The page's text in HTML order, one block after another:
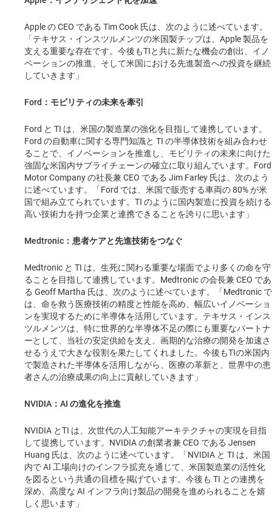
Apple の CEO である Tim Cook 氏は、次のように述べています。
「テキサス・インスツルメンツの米国製チップは、Apple 製品を
支える重要な存在です。今後もTIと共に新たな機会の創出、イノ
ベーションの推進、そして米国における先進製造への投資を継続
していきます」
Ford：モビリティの未来を牽引
Ford と TI は、米国の製造業の強化を目指して連携しています。
Ford の自動車に関する専門知識と TI の半導体技術を組み合わせ
ることで、イノベーションを推進し、モビリティの未来に向けた
強固な米国内サプライチェーンの確立に取り組んでいます。Ford
Motor Company の社長兼 CEO である Jim Farley 氏は、次のよう
に述べています。「Ford では、米国で販売する車両の 80% が米
国で組み立てられています。TI のように国内製造に投資を続ける
高い技術力を持つ企業と連携できることを誇りに思います」
Medtronic：患者ケアと先進技術をつなぐ
Medtronic と TI は、生死に関わる重要な場面でより多くの命を守
ることを目指して連携しています。Medtronic の会長兼 CEO であ
る Geoff Martha 氏は、次のように述べています。「Medtronic で
は、命を救う医療技術の精度と性能を高め、幅広いイノベーショ
ンを実現するために半導体を活用しています。テキサス・インス
ツルメンツは、特に世界的な半導体不足の際にも重要なパートナ
ーとして、当社の安定供給を支え、画期的な治療の開発を加速さ
せるうえで大きな役割を果たしてくれました。今後もTIの米国内
で製造された半導体を活用しながら、医療の革新と、世界中の患
者さんの治療成果の向上に貢献していきます」
NVIDIA：AI の進化を推進
NVIDIA とTI は、次世代の人工知能アーキテクチャの実現を目指
して提携しています。NVIDIA の創業者兼 CEO である Jensen
Huang 氏は、次のように述べています。「NVIDIA と TI は、米国
内で AI 工場向けのインフラ拡充を通じて、米国製造業の活性化
を図るという共通の目標を掲げています。今後も TI との連携を
深め、高度な AI インフラ向け製品の開発を進められることを嬉
しく思います」